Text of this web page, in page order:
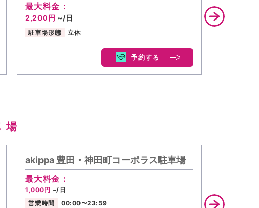
最大料金：
2,200円 ~/日
駐車場形態 立体
予約する
最大料金
2,200円
akippa 豊田・神田町コーポラス駐車場
最大料金：
1,000円 ~/日
営業時間
00:00〜23:59
営業時間